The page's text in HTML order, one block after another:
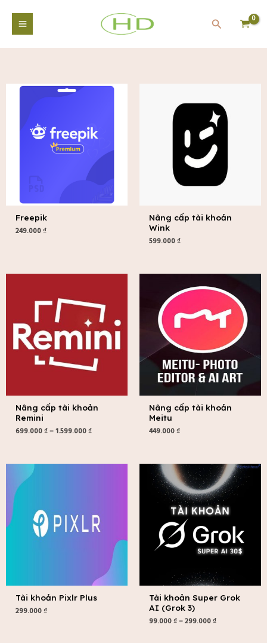
dung
Main
Menu
Tìm
Freepik
249.000₫
Nâng cấp tài khoản
Wink
599.000₫
Nâng cấp tài khoản
Remini
699.000₫–1.599.000₫
Khoảng
699.000 ₫
đến
1.599.000 ₫
Nâng cấp tài khoản
Meitu
449.000₫
Tài khoản Pixlr Plus
299.000₫
Tài khoản Super Grok
AI (Grok 3)
99.000₫–299.000₫
Khoảng
giá:
từ
99.000 ₫
đến
299.000 ₫